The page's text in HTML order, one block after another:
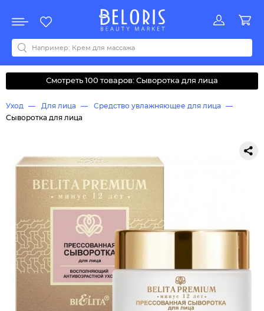
Акции
Все бренды
0-9ABCDEFGHIJKLMNOPQRSTUVWYZАБВДЗИМОКЛНПРСТУФ
Смотреть 100 товаров: Сыворотка для лица
Уход Для лица
Средство увлажняющее для лица
Сыворотка для лица